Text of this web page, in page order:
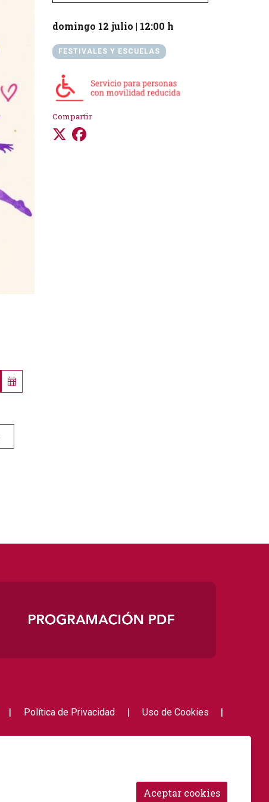
domingo 12 julio | 12:00 h
FESTIVALES Y ESCUELAS
Compartir
| Política de Privacidad | Uso de Cookies |
Aceptar cookies